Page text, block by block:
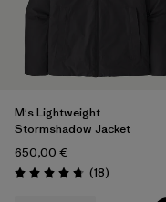
M's Lightweight
Stormshadow Jacket
650,00 €
Bewertung: 4.8 / 5
(18Rezensionen
)